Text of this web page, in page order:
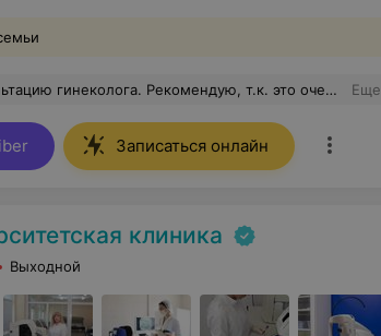
т.к. это очень удобно, врач подробно проконсультировала, ответила на вопросы. Еще
Записаться онлайн
клиника
Выходной